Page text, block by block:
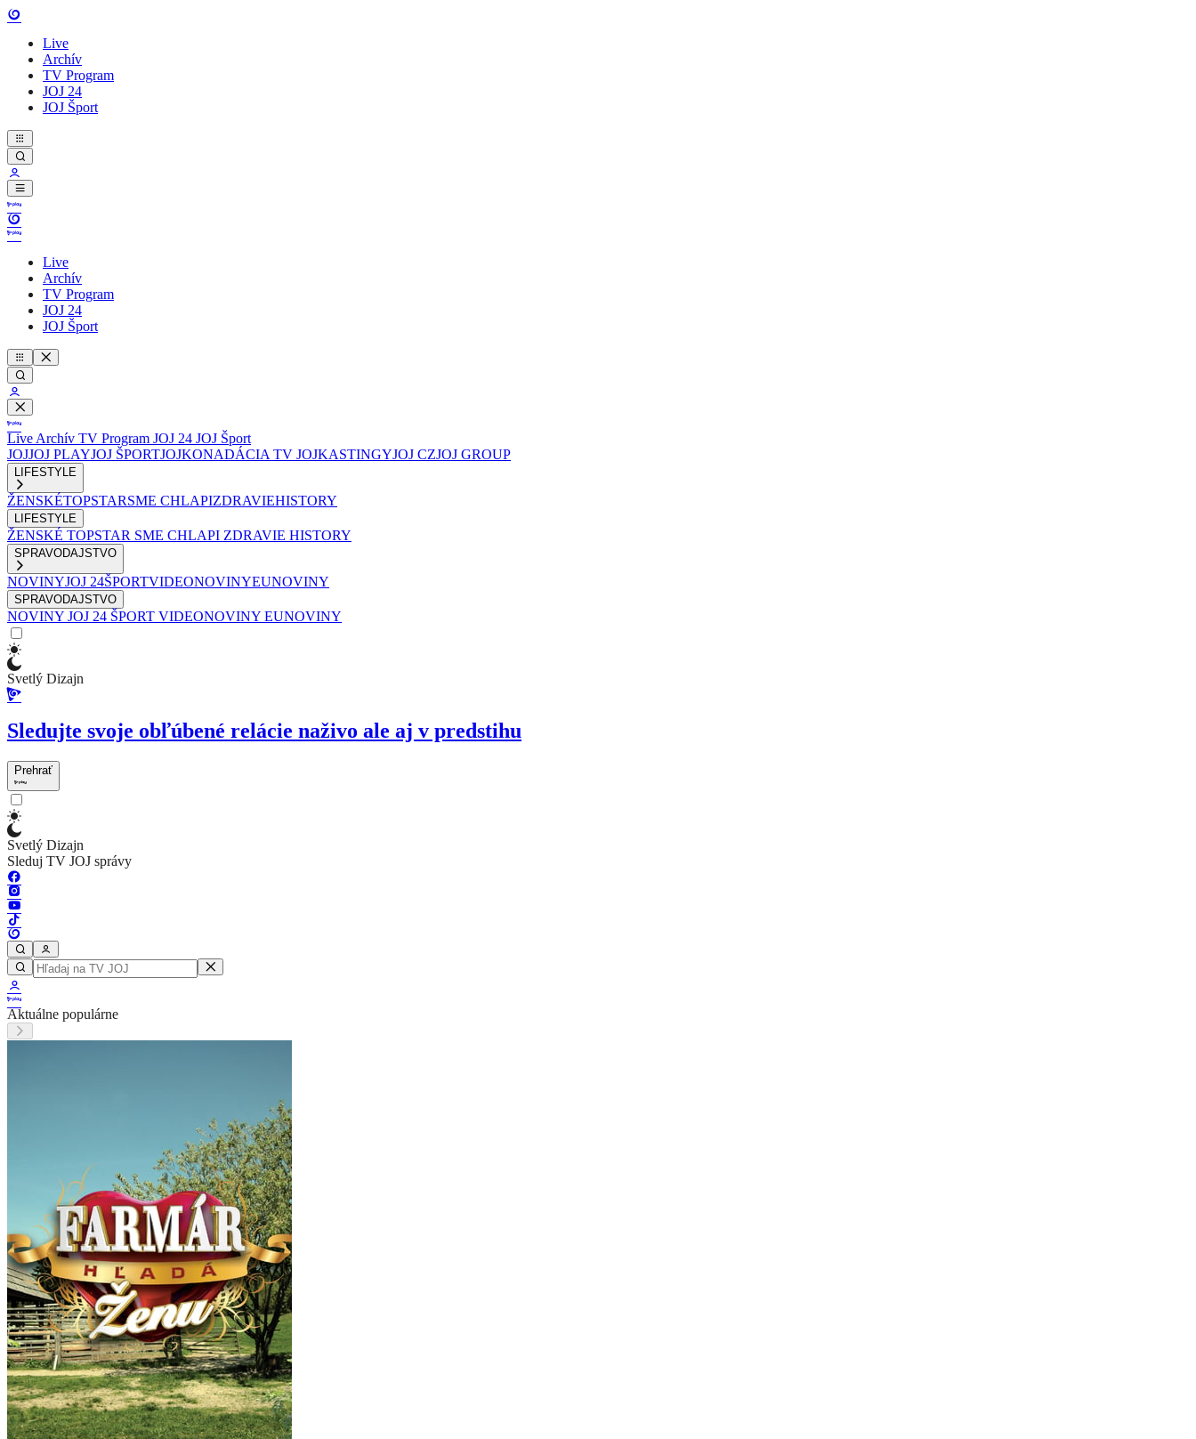
Live
Archív
TV Program
JOJ 24
JOJ Šport
Live
Archív
TV Program
JOJ 24
JOJ Šport
Live Archív TV Program JOJ 24 JOJ Šport
JOJJOJ PLAYJOJ ŠPORTJOJKONADÁCIA TV JOJKASTINGYJOJ CZJOJ GROUP
LIFESTYLE
ŽENSKÉTOPSTARSME CHLAPIZDRAVIEHISTORY
LIFESTYLE
ŽENSKÉ TOPSTAR SME CHLAPI ZDRAVIE HISTORY
SPRAVODAJSTVO
NOVINYJOJ 24ŠPORTVIDEONOVINYEUNOVINY
SPRAVODAJSTVO
NOVINY JOJ 24 ŠPORT VIDEONOVINY EUNOVINY
Svetlý Dizajn
Sledujte svoje obľúbené relácie naživo ale aj v predstihu
Prehrať
Svetlý Dizajn
Sleduj TV JOJ správy
Aktuálne populárne